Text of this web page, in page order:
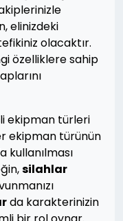
elinizdeki
olacaktır.
özelliklere sahip
ekipman türleri
ekipman türünün
kullanılması
silahlar
da karakterinizin